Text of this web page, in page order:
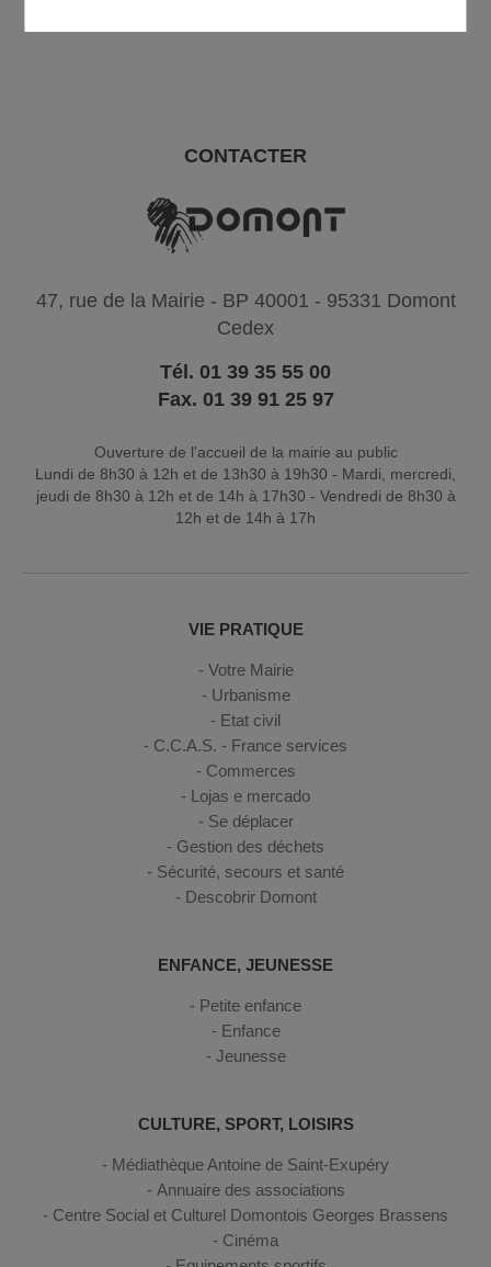
CONTACTER
47, rue de la Mairie - BP 40001 - 95331 Domont
Cedex
Tél. 01 39 35 55 00
Fax. 01 39 91 25 97
Ouverture de l'accueil de la mairie au public
Lundi de 8h30 à 12h et de 13h30 à 19h30 - Mardi, mercredi,
jeudi de 8h30 à 12h et de 14h à 17h30 - Vendredi de 8h30 à
12h et de 14h à 17h
VIE PRATIQUE
Votre Mairie
Urbanisme
Etat civil
C.C.A.S. - France services
Commerces
Lojas e mercado
Se déplacer
Gestion des déchets
Sécurité, secours et santé
Descobrir Domont
ENFANCE, JEUNESSE
Petite enfance
Enfance
Jeunesse
CULTURE, SPORT, LOISIRS
Médiathèque Antoine de Saint-Exupéry
Annuaire des associations
Centre Social et Culturel Domontois Georges Brassens
Cinéma